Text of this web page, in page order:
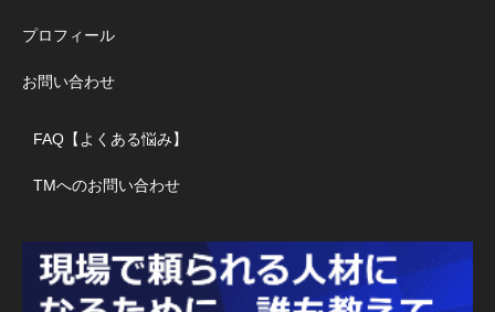
プロフィール
お問い合わせ
FAQ【よくある悩み】
TMへのお問い合わせ